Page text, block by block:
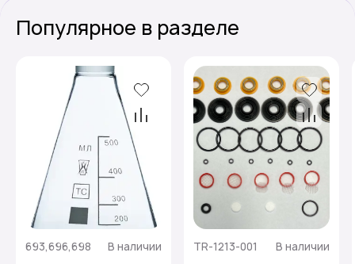
Популярное в разделе
693,696,698 В наличии TR-1213-001 В наличии